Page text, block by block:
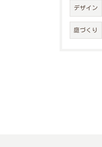
デザイン
庭づくり